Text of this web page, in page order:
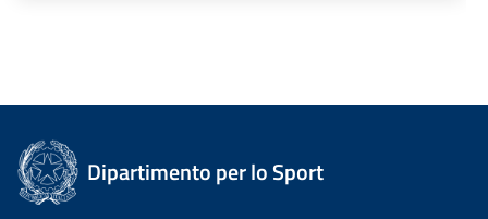
Dipartimento per lo Sport